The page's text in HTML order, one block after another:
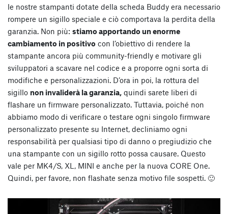
le nostre stampanti dotate della scheda Buddy era necessario
rompere un sigillo speciale e ciò comportava la perdita della
garanzia. Non più: stiamo apportando un enorme
cambiamento in positivo con l’obiettivo di rendere la
stampante ancora più community-friendly e motivare gli
sviluppatori a scavare nel codice e a proporre ogni sorta di
modifiche e personalizzazioni. D’ora in poi, la rottura del
sigillo non invaliderà la garanzia, quindi sarete liberi di
flashare un firmware personalizzato. Tuttavia, poiché non
abbiamo modo di verificare o testare ogni singolo firmware
personalizzato presente su Internet, decliniamo ogni
responsabilità per qualsiasi tipo di danno o pregiudizio che
una stampante con un sigillo rotto possa causare. Questo
vale per MK4/S, XL, MINI e anche per la nuova CORE One.
Quindi, per favore, non flashate senza motivo file sospetti. 🙂